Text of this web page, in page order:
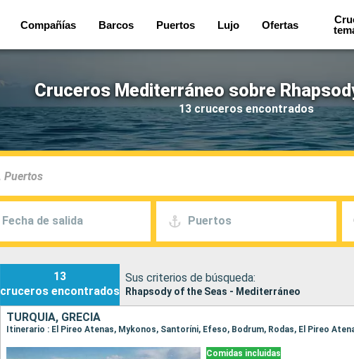
Compañías Barcos Puertos Lujo Ofertas
Cruceros Mediterráneo sobre
13 cruceros encontrados
Fecha de salida Puertos
13
cruceros encontrados
Sus criterios de búsqueda:
Rhapsody of the Seas - Mediterráneo
TURQUÍA, GRECIA
Itinerario : El Pireo Atenas, Mykonos, Santoríni, Efeso, Bodrum, Rodas, El Pireo
Comidas incluidas